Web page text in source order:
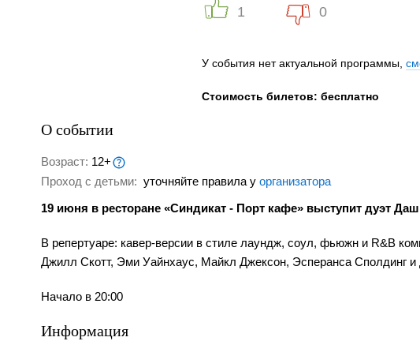
1 0
У события нет актуальной программы,
Стоимость билетов: бесплатно
О событии
Возраст: 12+
Проход с детьми: уточняйте правила у организатора
19 июня в ресторане «Синдикат - Порт кафе» выступит дуэт
В репертуаре: кавер-версии в стиле лаундж, соул, фьюжн и R&B
Джилл Скотт, Эми Уайнхаус, Майкл Джексон, Эсперанса Сполдинг и
Начало в 20:00
Информация